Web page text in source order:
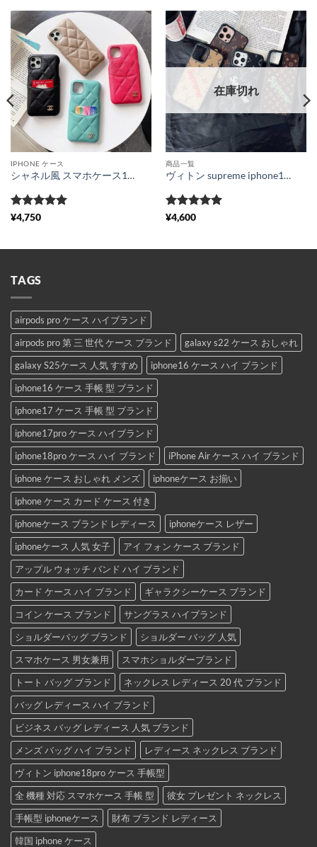
IPHONE ケース
シャネル風 スマホケース17/16pro 本革 iphone15/15pro max ケース カード入れ chanel パロディ iphone14pro/13 カバー 大人っぽい ライチ 柄 アイフォン12/11 保護ケース ブランド セレブ愛用
5段階中
¥4,750
在庫切れ
商品一覧
ヴィトン supreme iphone15/14pro ケース メンズ iphone13pro max/12proカバー お揃い vuitton シュプリーム 携帯ケース iphone11 個性的 アイフォンxs 保護カバー モノグラム iphonexs max ケース ブランド通販
5段階中
¥4,600
TAGS
airpods pro ケース ハイブランド
airpods pro 第 三 世代 ケース ブランド
galaxy s22 ケース おしゃれ
galaxy S25ケース 人気 すすめ
iphone16 ケース ハイ ブランド
iphone16 ケース 手帳 型 ブランド
iphone17 ケース 手帳 型 ブランド
iphone17pro ケース ハイブランド
iphone18pro ケース ハイ ブランド
iPhone Air ケース ハイ ブランド
iphone ケース おしゃれ メンズ
iphoneケース お揃い
iphone ケース カード ケース 付き
iphoneケース ブランド レディース
iphoneケース レザー
iphoneケース 人気 女子
アイ フォン ケース ブランド
アップル ウォッチ バンド ハイ ブランド
カード ケース ハイ ブランド
ギャラクシーケース ブランド
コイン ケース ブランド
サングラス ハイブランド
ショルダーバッグ ブランド
ショルダー バッグ 人気
スマホケース 男女兼用
スマホショルダーブランド
トート バッグ ブランド
ネックレス レディース 20 代 ブランド
バッグ レディース ハイ ブランド
ビジネス バッグ レディース 人気 ブランド
メンズ バッグ ハイ ブランド
レディース ネックレス ブランド
ヴィトン iphone18pro ケース 手帳型
全 機種 対応 スマホケース 手帳 型
彼女 プレゼント ネックレス
手帳型 iphoneケース
財布 ブランド レディース
韓国 iphone ケース